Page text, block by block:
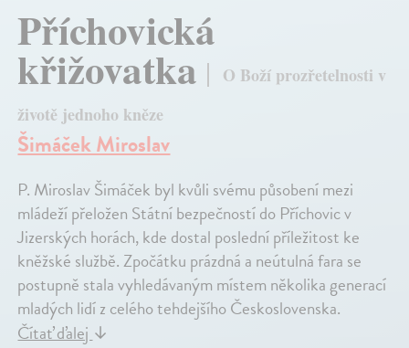
Příchovická
křižovatka
O Boží prozřetelnosti v
životě jednoho kněze
Šimáček Miroslav
P. Miroslav Šimáček byl kvůli svému působení mezi
mládeží přeložen Státní bezpečností do Příchovic v
Jizerských horách, kde dostal poslední příležitost ke
kněžské službě. Zpočátku prázdná a neútulná fara se
postupně stala vyhledávaným místem několika generací
mladých lidí z celého tehdejšího Československa.
Čítať ďalej↓